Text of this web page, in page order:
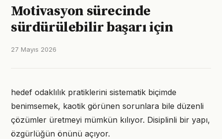
Motivasyon sürecinde
sürdürülebilir başarı için
27 Mayıs 2026
hedef odaklılık pratiklerini sistematik biçimde
benimsemek, kaotik görünen sorunlara bile düzenli
çözümler üretmeyi mümkün kılıyor. Disiplinli bir yapı,
özgürlüğün önünü açıyor.